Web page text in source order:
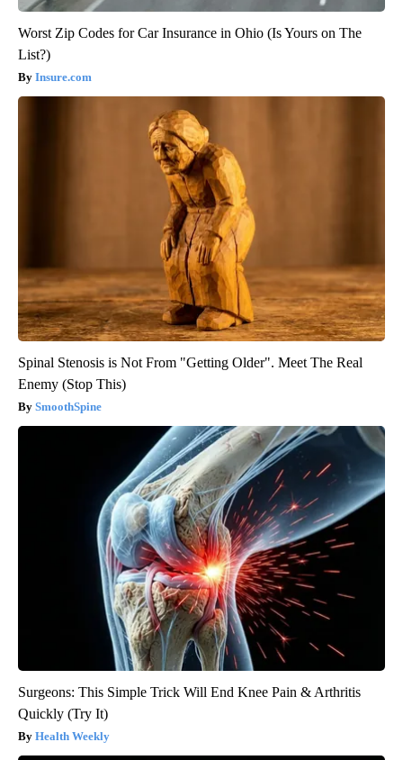
Worst Zip Codes for Car Insurance in Ohio (Is Yours on The
List?)
Insure.com
Spinal Stenosis is Not From "Getting Older". Meet The Real
Enemy (Stop This)
SmoothSpine
Surgeons: This Simple Trick Will End Knee Pain & Arthritis
Quickly (Try It)
Health Weekly